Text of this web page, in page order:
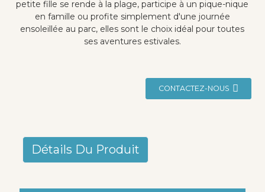
petite fille se rende à la plage, participe à un pique-nique
en famille ou profite simplement d'une journée
ensoleillée au parc, elles sont le choix idéal pour toutes
ses aventures estivales.
CONTACTEZ-NOUS
Détails Du Produit